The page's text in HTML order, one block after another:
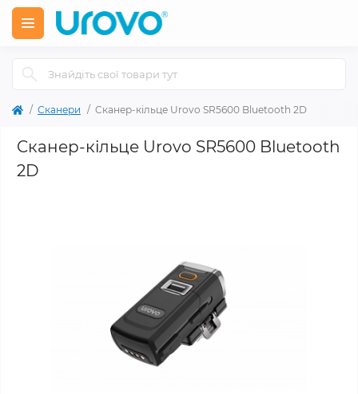
Сканери Cканер-кільце Urovo SR5600 Bluetooth 2D
Cканер-кільце Urovo SR5600 Bluetooth
2D